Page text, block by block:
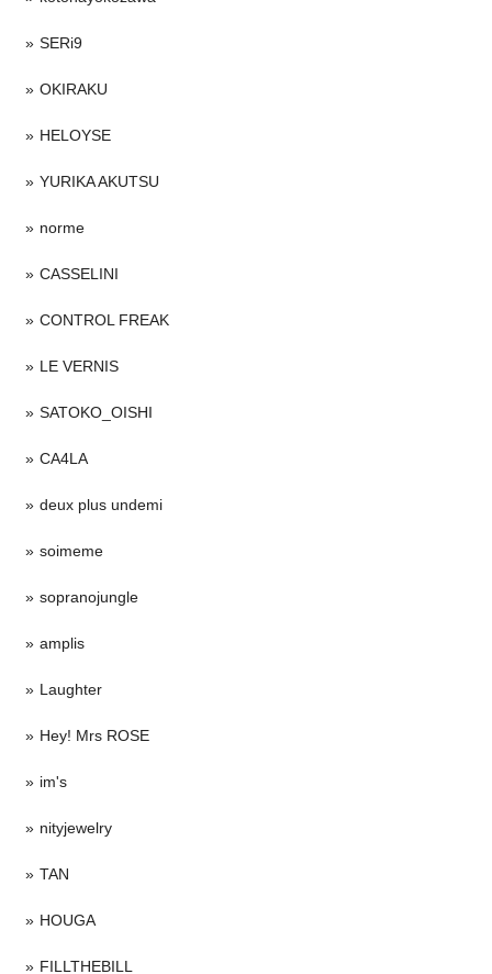
SERi9
OKIRAKU
HELOYSE
YURIKA AKUTSU
norme
CASSELINI
CONTROL FREAK
LE VERNIS
SATOKO_OISHI
CA4LA
deux plus undemi
soimeme
sopranojungle
amplis
Laughter
Hey! Mrs ROSE
im's
nityjewelry
TAN
HOUGA
FILLTHEBILL